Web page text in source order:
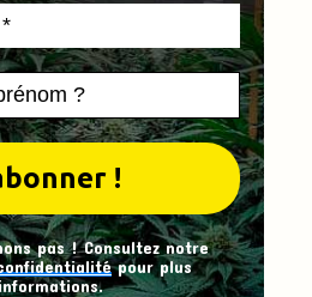
pas ! Consultez notre
pour plus